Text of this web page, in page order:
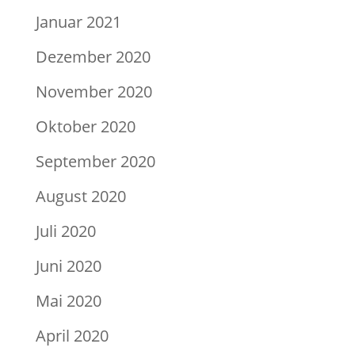
Januar 2021
Dezember 2020
November 2020
Oktober 2020
September 2020
August 2020
Juli 2020
Juni 2020
Mai 2020
April 2020